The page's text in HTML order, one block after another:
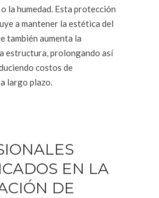
la humedad. Esta protección
a mantener la estética del
también aumenta la
estructura, prolongando así
costos de
largo plazo.
EN LA
DE